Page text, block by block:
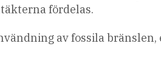
fördelas.
av fossila